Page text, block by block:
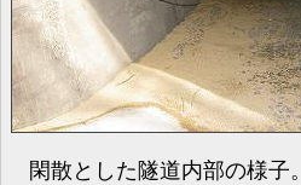
閑散とした隧道内部の様子。